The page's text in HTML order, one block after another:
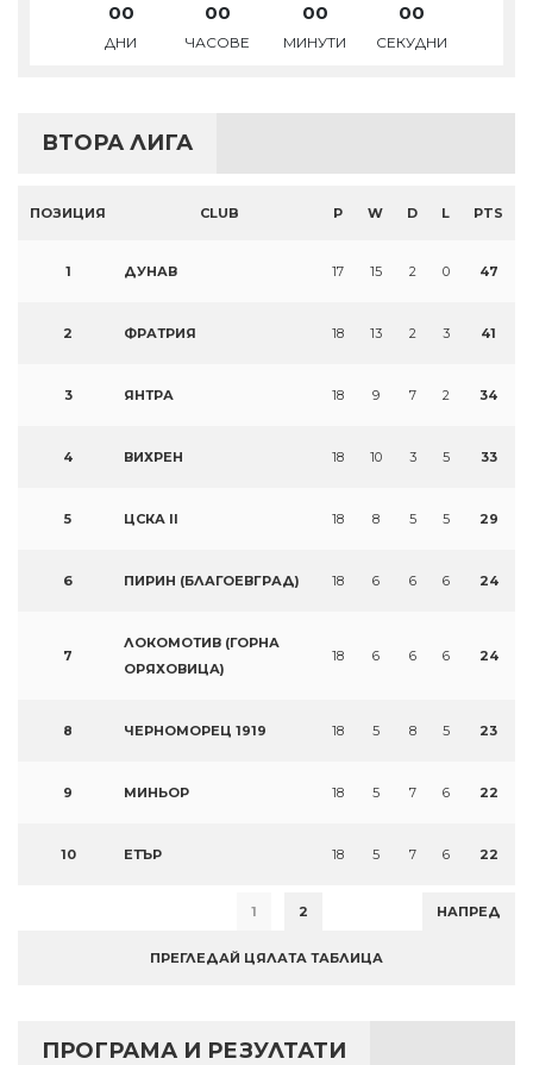
00
ДНИ
00
ЧАСОВЕ
00
МИНУТИ
00
СЕКУДНИ
ВТОРА ЛИГА
ПОЗИЦИЯ CLUB P W D L PTS
1 ДУНАВ 17 15 2 0 47
2 ФРАТРИЯ 18 13 2 3 41
3 ЯНТРА 18 9 7 2 34
4 ВИХРЕН 18 10 3 5 33
5 ЦСКА II 18 8 5 5 29
6 ПИРИН (БЛАГОЕВГРАД) 18 6 6 6 24
7
ЛОКОМОТИВ (ГОРНА
ОРЯХОВИЦА)
18 6 6 6 24
8 ЧЕРНОМОРЕЦ 1919 18 5 8 5 23
9 МИНЬОР 18 5 7 6 22
10 ЕТЪР 18 5 7 6 22
1 2 НАПРЕД
ПРЕГЛЕДАЙ ЦЯЛАТА ТАБЛИЦА
ПРОГРАМА И РЕЗУЛТАТИ